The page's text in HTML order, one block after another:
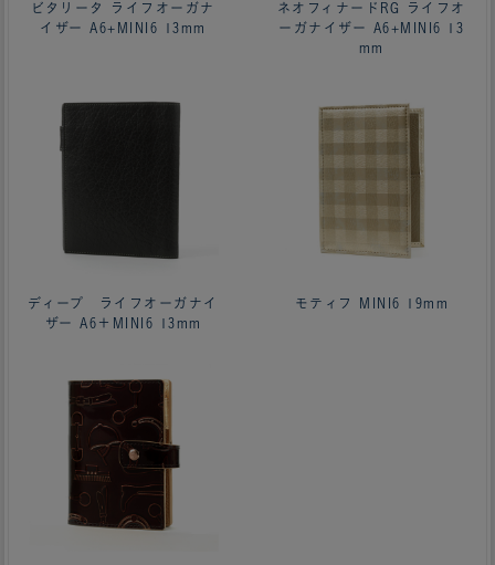
ビタリータ ライフオーガナ
イザー A6+MINI6 13mm
ネオフィナードRG ライフオ
ーガナイザー A6+MINI6 13
mm
ディープ ライフオーガナイ
ザー A6＋MINI6 13mm
モティフ MINI6 19mm